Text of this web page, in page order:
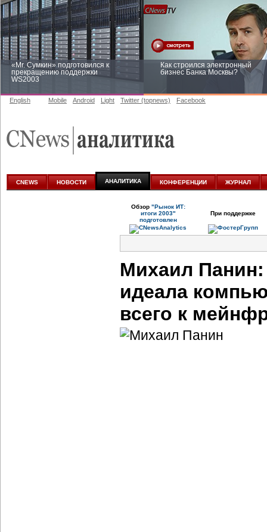
«Mr. Сумкин» подготовился к
прекращению поддержки
WS2003
Как строился электронный
бизнес Банка Москвы?
аналитике
English Mobile Android Light Twitter (topnews) Facebook
CNEWS НОВОСТИ АНАЛИТИКА КОНФЕРЕНЦИИ ЖУРНАЛ
Обзор "Рынок ИТ:
итоги 2003"
подготовлен
При поддержке
Михаил
идеала
всего к